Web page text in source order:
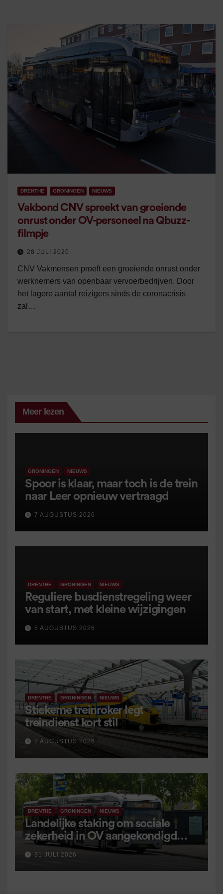
DRENTHE GRONINGEN NIEUWS
Vakbond CNV spreekt van groeiende
onrust onder OV-personeel na Qbuzz-
filmpje
28 JULI 2020
CNV Vakmensen proeft een groeiende onrust onder
werknemers van openbaar vervoerbedrijven. Door
het lagere aantal reizigers sinds de coronacrisis
zal…
Meer lezen
GRONINGEN NIEUWS
Spoor is klaar, maar toch is de trein
naar Leer opnieuw vertraagd
7 AUGUSTUS 2026
DRENTHE GRONINGEN NIEUWS
Reguliere busdienstregeling weer
van start, met kleine wijzigingen
5 AUGUSTUS 2026
DRENTHE GRONINGEN NIEUWS
Stiekeme treinroker legt
treindienst kort stil
2 AUGUSTUS 2026
DRENTHE GRONINGEN NIEUWS
Landelijke staking om sociale
zekerheid in OV aangekondigd
voor 9 september
31 JULI 2026